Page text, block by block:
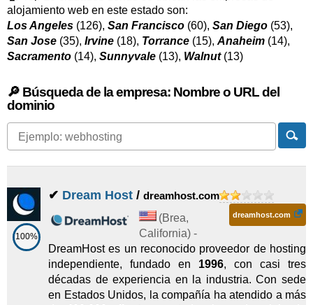
alojamiento web en este estado son:
Los Angeles (126), San Francisco (60), San Diego (53),
San Jose (35), Irvine (18), Torrance (15), Anaheim (14),
Sacramento (14), Sunnyvale (13), Walnut(13)
🔎 Búsqueda de la empresa: Nombre o URL del
dominio
100%
✔ Dream Host / dreamhost.com
dreamhost.com
(Brea,
California) -
DreamHost es un reconocido proveedor de hosting
independiente, fundado en 1996, con casi tres
décadas de experiencia en la industria. Con sede
en Estados Unidos, la compañía ha atendido a más